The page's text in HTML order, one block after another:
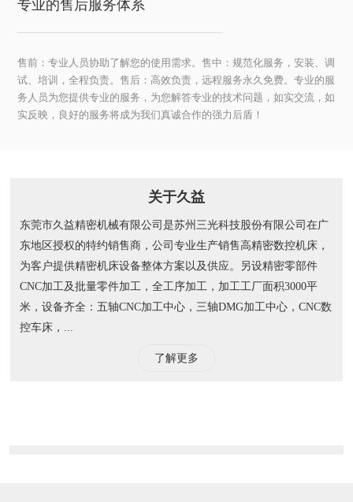
专业的售后服务体系
售前：专业人员协助了解您的使用需求。售中：规范化服务，安装、调
试、培训，全程负责。售后：高效负责，远程服务永久免费。专业的服
务人员为您提供专业的服务，为您解答专业的技术问题，如实交流，如
实反映，良好的服务将成为我们真诚合作的强力后盾！
关于久益
东莞市久益精密机械有限公司是苏州三光科技股份有限公司在广
东地区授权的特约销售商，公司专业生产销售高精密数控机床，
为客户提供精密机床设备整体方案以及供应。另设精密零部件
CNC加工及批量零件加工，全工序加工，加工工厂面积3000平
米，设备齐全：五轴CNC加工中心，三轴DMG加工中心，CNC数
控车床，...
了解更多